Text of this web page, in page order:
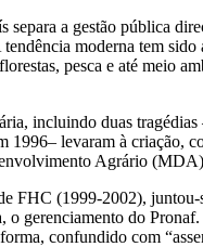
separa a gestão pública
moderna tem sido
pesca e até meio
incluindo duas
1996– levaram à criação,
Agrário
FHC (1999-2002),
o gerenciamento do
confundido com